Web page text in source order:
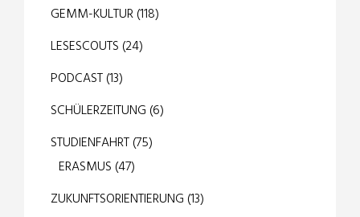
GEMM-KULTUR(118)
LESESCOUTS (24)
PODCAST(13)
SCHÜLERZEITUNG (6)
STUDIENFAHRT(75)
ERASMUS (47)
ZUKUNFTSORIENTIERUNG (13)